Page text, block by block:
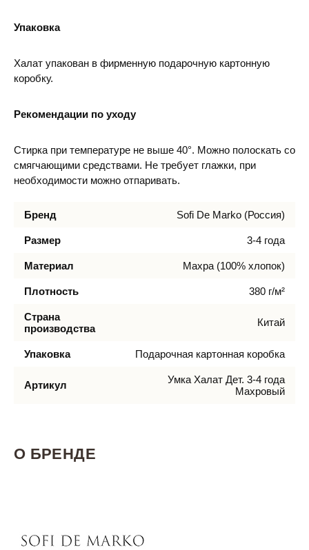
Упаковка
Халат упакован в фирменную подарочную картонную
коробку.
Рекомендации по уходу
Стирка при температуре не выше 40°. Можно полоскать со
смягчающими средствами. Не требует глажки, при
необходимости можно отпаривать.
Бренд Sofi De Marko (Россия)
Размер 3-4 года
Материал Махра (100% хлопок)
Плотность 380 г/м²
Страна
производства
Китай
Упаковка Подарочная картонная коробка
Артикул
Умка Халат Дет. 3-4 года
Махровый
О БРЕНДЕ